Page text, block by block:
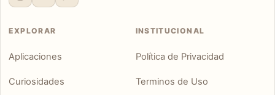
EXPLORAR
Aplicaciones
Curiosidades
INSTITUCIONAL
Política de Privacidad
Terminos de Uso